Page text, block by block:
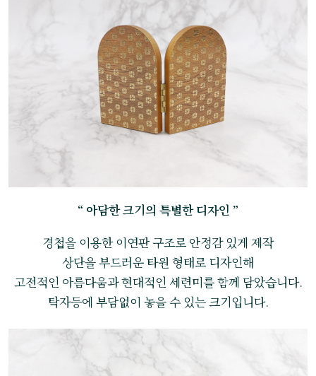
“ 아담한 크기의 특별한 디자인 ”
경첩을 이용한 이연판 구조로 안정감 있게 제작
상단을 부드러운 타원 형태로 디자인해
고전적인 아름다움과 현대적인 세련미를 함께 담았습니다.
탁자등에 부담없이 놓을 수 있는 크기입니다.